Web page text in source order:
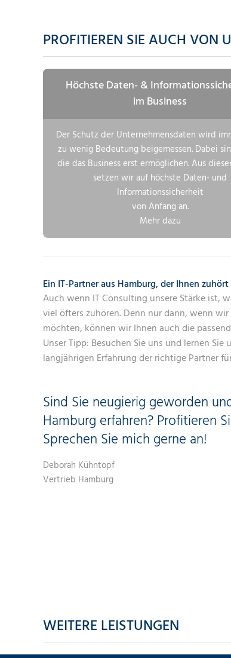
PROFITIEREN SIE AUCH VON
Höchste Daten- &
im Business
Der Schutz der Unternehmensdaten wird
zu wenig Bedeutung beigemessen. Dabei
die das Business erst ermöglichen. Aus
setzen wir auf höchste Daten- und
Informationssicherheit
von Anfang an.
Mehr dazu
Ein IT-Partner aus Hamburg, der Ihnen zuhört
Auch wenn IT Consulting unsere Stärke ist,
viel öfters zuhören. Denn nur dann, wenn
möchten, können wir Ihnen auch die
Unser Tipp: Besuchen Sie uns und lernen
langjährigen Erfahrung der richtige Partner
Sind Sie neugierig geworden
Hamburg erfahren? Profitieren
Sprechen Sie mich gerne an!
Deborah Kühntopf
Vertrieb Hamburg
WEITERE LEISTUNGEN